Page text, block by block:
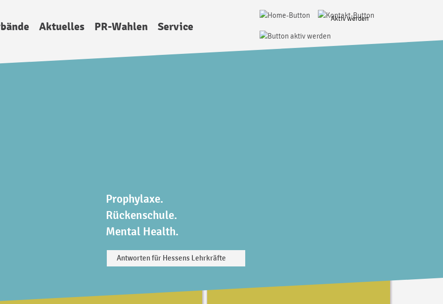
Aktiv werden
Aktuelles PR-Wahlen Service
Prophylaxe.
Rückenschule.
Mental Health.
Antworten für Hessens Lehrkräfte